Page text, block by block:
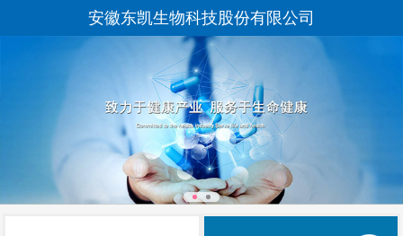
安徽东凯生物科技股份有限公司